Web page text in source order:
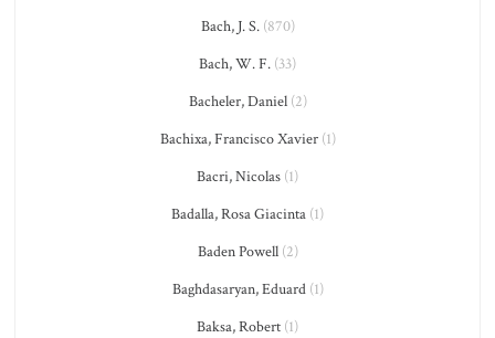
Bach, J. S.(870)
Bach, W. F. (33)
Bacheler, Daniel(2)
Bachixa, Francisco Xavier(1)
Bacri, Nicolas (1)
Badalla, Rosa Giacinta (1)
Baden Powell(2)
Baghdasaryan, Eduard(1)
Baksa, Robert (1)